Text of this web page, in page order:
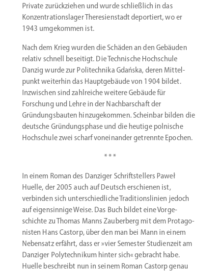
Private zurück­ziehen und wurde schließlich in das
Konzen­tra­ti­ons­lager There­si­en­stadt depor­tiert, wo er
1943 umgekommen ist.
Nach dem Krieg wurden die Schäden an den Gebäuden
relativ schnell beseitigt. Die Technische Hochschule
Danzig wurde zur Politechnika Gdańska, deren Mittel­
punkt weiterhin das Haupt­ge­bäude von 1904 bildet.
Inzwi­schen sind zahlreiche weitere Gebäude für
Forschung und Lehre in der Nachbar­schaft der
Gründungs­bauten hinzu­ge­kommen. Scheinbar bilden die
deutsche Gründungs­phase und die heutige polnische
Hochschule zwei scharf vonein­ander getrennte Epochen.
* * *
In einem Roman des Danziger Schrift­stellers Paweł
Huelle, der 2005 auch auf Deutsch erschienen ist,
verbinden sich unter­schied­liche Tradi­ti­ons­linien jedoch
auf eigen­sinnige Weise. Das Buch bildet eine Vorge­
schichte zu Thomas Manns Zauberberg mit dem Protago­
nisten Hans Castorp, über den man bei Mann in einem
Nebensatz erfährt, dass er »vier Semester Studi­enzeit am
Danziger Polytech­nikum hinter sich« gebracht habe.
Huelle beschreibt nun in seinem Roman Castorp genau